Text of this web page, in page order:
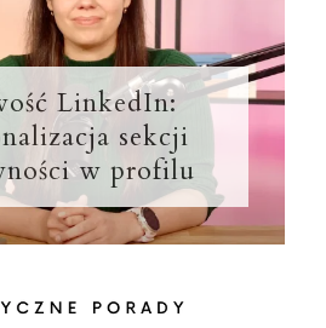
LinkedIn:
sekcji
w profilu